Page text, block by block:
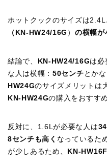
ホットクックのサイズは
（ KN-HW24/16G ） の横幅が
結論で、 KN-HW24/16Gは必
な人は横幅：50センチ とか
HW24Gのサイズメリットは
KN-HW24Gの購入をおすす
反対に、1.6Lが必要な人は
8センチも高く なっているた
が少しあるため、 KN-HW16F